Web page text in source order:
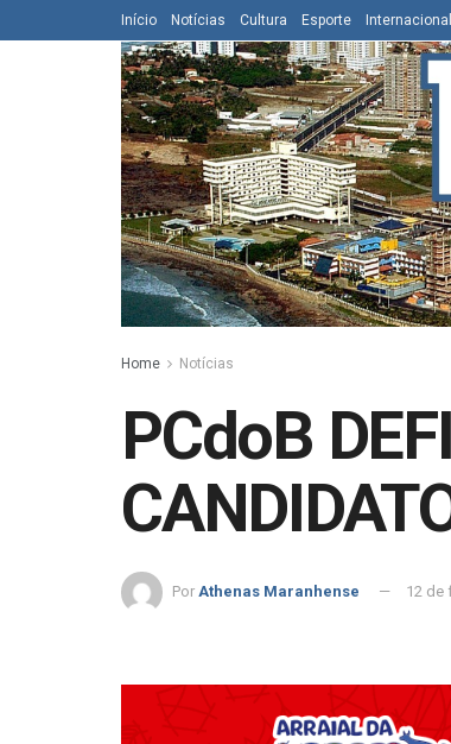
Início Notícias Cultura Esporte Internacional
Home Notícias
PCdoB
Por Athenas Maranhense 12 de